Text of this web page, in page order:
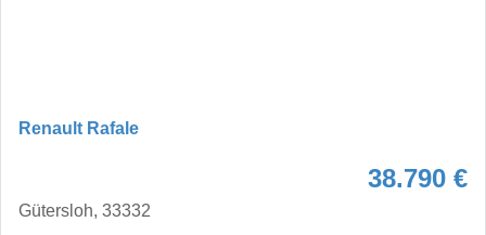
Renault Rafale
38.790 €
Gütersloh, 33332